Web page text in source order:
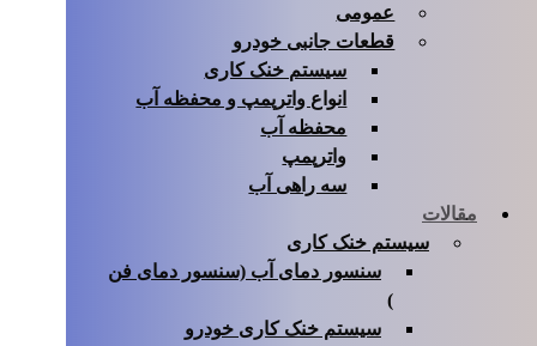
عمومی
قطعات جانبی خودرو
سیستم خنک کاری
انواع واترپمپ و محفظه آب
محفظه آب
واترپمپ
سه راهی آب
مقالات
سیستم خنک کاری
سنسور دمای آب (سنسور دمای فن
)
سیستم خنک کاری خودرو